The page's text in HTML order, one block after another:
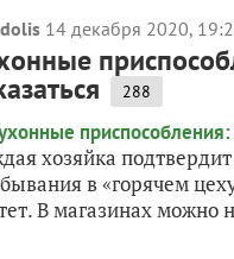
14 декабря 2020,
288
хозяйка
в «горячем
В магазинах можно